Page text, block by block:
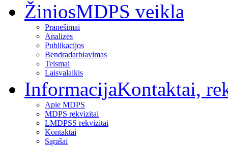
ŽiniosMDPS veikla
Pranešimai
Analizės
Publikacijos
Bendradarbiavimas
Teismai
Laisvalaikis
InformacijaKontaktai,
Apie MDPS
MDPS rekvizitai
LMDPSS rekvizitai
Kontaktai
Sąrašai